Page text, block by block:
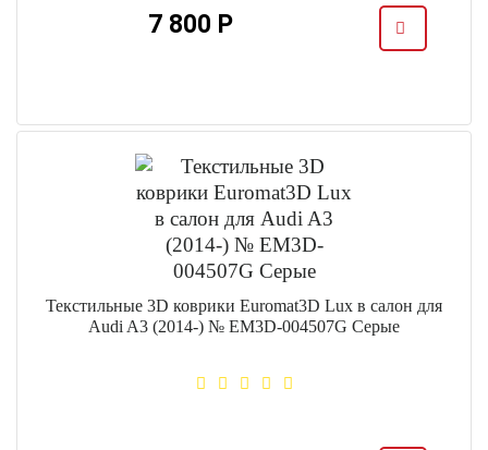
7 800 Р
Текстильные 3D коврики Euromat3D Lux в салон для
Audi A3 (2014-) № EM3D-004507G Серые